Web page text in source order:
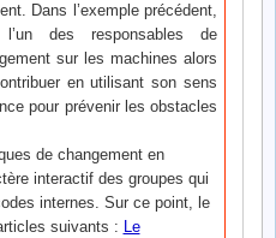
Dans l’exemple précédent,
des responsables de
sur les machines alors
en utilisant son sens
pour prévenir les obstacles
de changement en
interactif des groupes qui
internes. Sur ce point, le
suivants : Le